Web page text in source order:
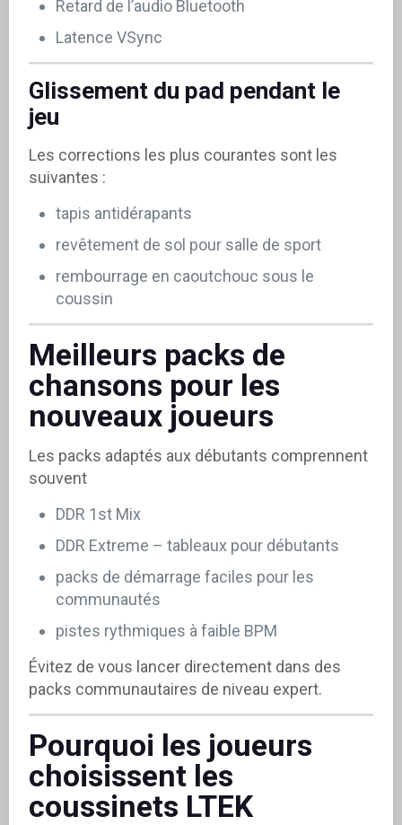
Retard de l’audio Bluetooth
Latence VSync
Glissement du pad pendant le
jeu
Les corrections les plus courantes sont les
suivantes :
tapis antidérapants
revêtement de sol pour salle de sport
rembourrage en caoutchouc sous le
coussin
Meilleurs packs de
chansons pour les
nouveaux joueurs
Les packs adaptés aux débutants comprennent
souvent
DDR 1st Mix
DDR Extreme – tableaux pour débutants
packs de démarrage faciles pour les
communautés
pistes rythmiques à faible BPM
Évitez de vous lancer directement dans des
packs communautaires de niveau expert.
Pourquoi les joueurs
choisissent les
coussinets LTEK